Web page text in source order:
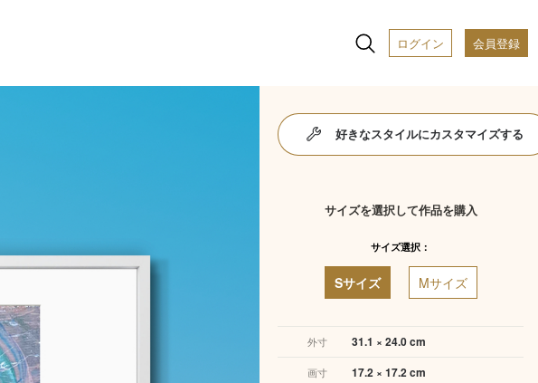
ログイン 会員登録
好きなスタイルにカスタマイズする
サイズを選択して作品を購入
サイズ選択：
Sサイズ Mサイズ
外寸 31.1 × 24.0 cm
画寸 17.2 × 17.2 cm